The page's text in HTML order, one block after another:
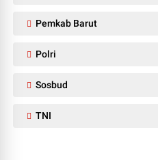
Pemkab Barut
Polri
Sosbud
TNI